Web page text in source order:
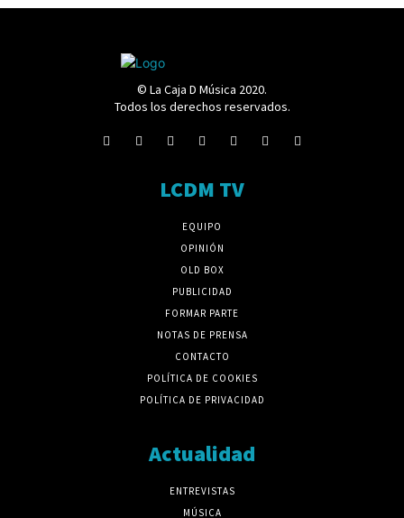
© La Caja D Música 2020.
Todos los derechos reservados.
LCDM TV
EQUIPO
OPINIÓN
OLD BOX
PUBLICIDAD
FORMAR PARTE
NOTAS DE PRENSA
CONTACTO
POLÍTICA DE COOKIES
POLÍTICA DE PRIVACIDAD
Actualidad
ENTREVISTAS
MÚSICA